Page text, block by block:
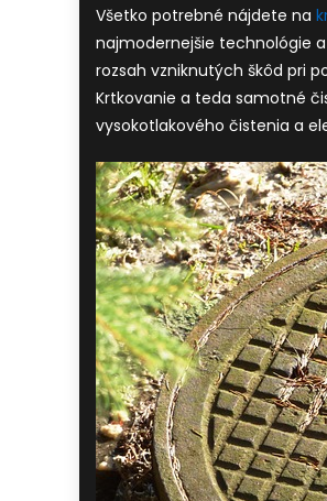
Všetko potrebné nájdete na
najmodernejšie technológie
rozsah vzniknutých škôd pri
Krtkovanie a teda samotné
vysokotlakového čistenia a